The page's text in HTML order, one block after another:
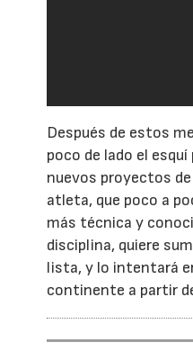
Después de estos
poco de lado el
nuevos proyectos de
atleta, que poco a
más técnica y
disciplina, quiere
lista, y lo intentará
continente a partir